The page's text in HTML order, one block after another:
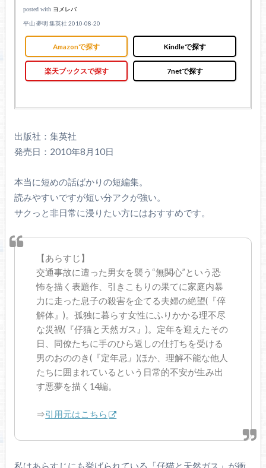
posted with ヨメレバ
平山 夢明 集英社 2010-08-20
Amazonで探す Kindleで探す
楽天ブックスで探す 7netで探す
出版社：集英社
発売日：2010年8月10日
本当に短めの話ばかりの短編集。
読みやすいですが短い分アクが強い。
サクっと非日常に浸りたい方にはおすすめです。
【あらすじ】
交通事故に遭った男女を襲う“無関心”という恐
怖を描く表題作、引きこもりの果てに家庭内暴
力に走った息子の殺害を企てる夫婦の絶望(『倅
解体』)。孤独に暮らす女性にふりかかる理不尽
な災禍(『仔猫と天然ガス』)。定年を迎えたその
日、同僚たちに手のひら返しの仕打ちを受ける
男のおののき(『定年忌』)ほか、理解不能な他人
たちに囲まれているという日常的不安が生み出
す悪夢を描く14編。
⇒引用元はこちら
私はあらすじにも挙げられている「仔猫と天然ガス」が衝